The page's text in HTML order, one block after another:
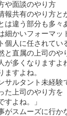
や面談のやり方
有のやり方と
部分も多々あ
フォーマット
任されている
属の上司のや
くなりますよ
ますよね。
タント未経験
上司のやり方を
よね。」
がスムーズに行か